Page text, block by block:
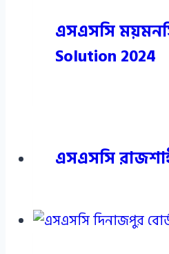
এসএসসি
Solution 2024
এসএসসি